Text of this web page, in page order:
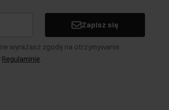
Zapisz się
wyrażasz zgodę na otrzymywanie
Regulaminie.